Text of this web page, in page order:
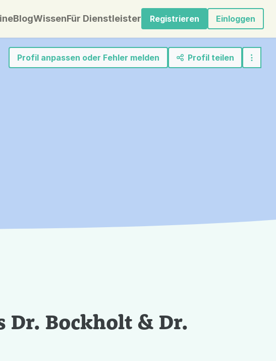
BlogWissenFür Dienstleister Registrieren Einloggen
Profil anpassen oder Fehler melden Profil teilen
Dr. Bockholt & Dr.